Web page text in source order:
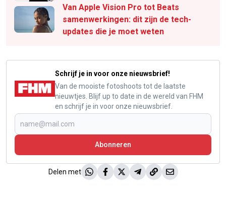
Van Apple Vision Pro tot Beats
samenwerkingen: dit zijn de tech-
updates die je moet weten
Schrijf je in voor onze nieuwsbrief!
Van de mooiste fotoshoots tot de laatste
nieuwtjes. Blijf up to date in de wereld van FHM
en schrijf je in voor onze nieuwsbrief.
Abonneren
Delen met